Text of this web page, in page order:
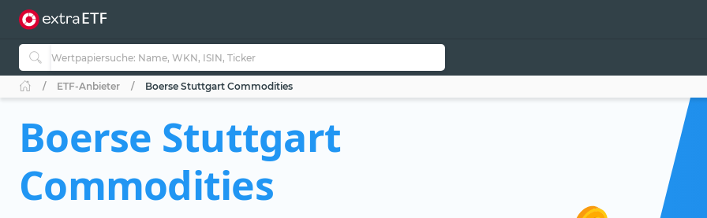
ETF-Anbieter Boerse Stuttgart Commodities
Boerse Stuttgart
Commodities